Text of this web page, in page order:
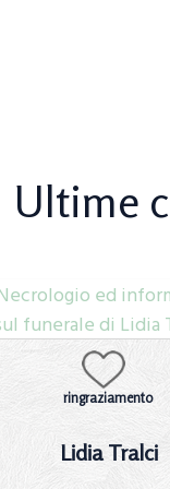
Ultime
ringraziamento
Lidia Tralci